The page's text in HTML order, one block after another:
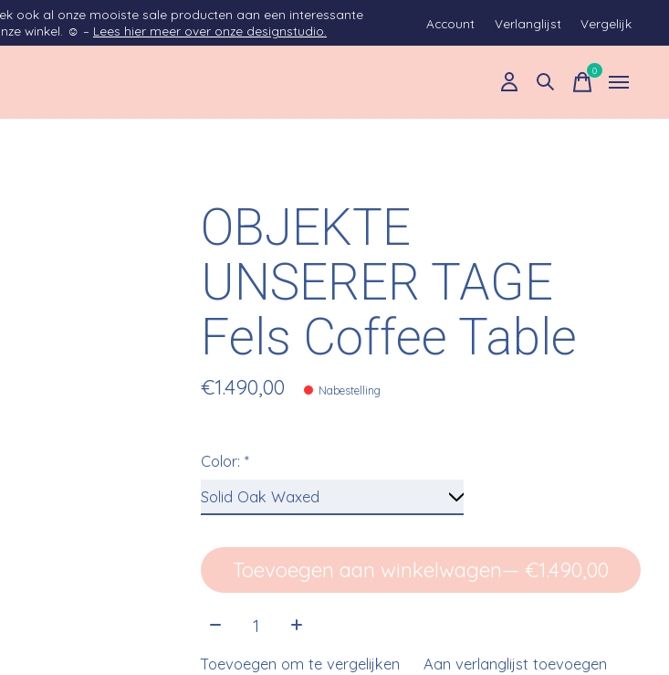
ook al onze mooiste sale producten aan een interessante
winkel. ☺ – Lees hier meer over onze designstudio. Account Verlanglijst Vergelijk
0items
OBJEKTE
UNSERER TAGE
Fels Coffee Table
€1.490,00 Nabestelling
Color:*
Toevoegen aan winkelwagen
— €1.490,00
Aantal:
Toevoegen om te vergelijken Aan verlanglijst toevoegen